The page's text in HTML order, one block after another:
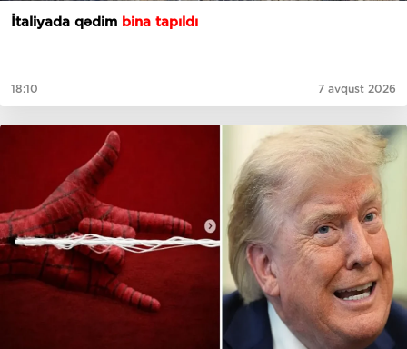
İtaliyada qədim bina tapıldı
18:10 7 avqust 2026